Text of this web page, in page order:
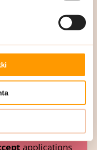
read
You can
applications